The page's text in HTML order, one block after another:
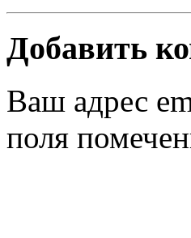
Добавить
Ваш адрес
поля